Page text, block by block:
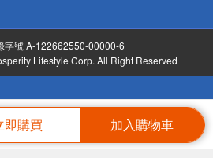
即購買 加入購物車
字號 A-122662550-00000-6
Lifestyle Corp. All Right Reserved